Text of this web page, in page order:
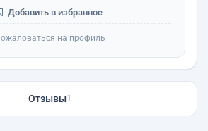
Добавить в избранное
на профиль
Отзывы1